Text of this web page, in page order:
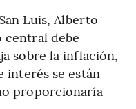
Luis, Alberto
central debe
sobre la inflación,
interés se están
proporcionaría